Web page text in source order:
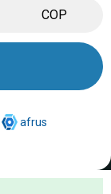
COP
afrus